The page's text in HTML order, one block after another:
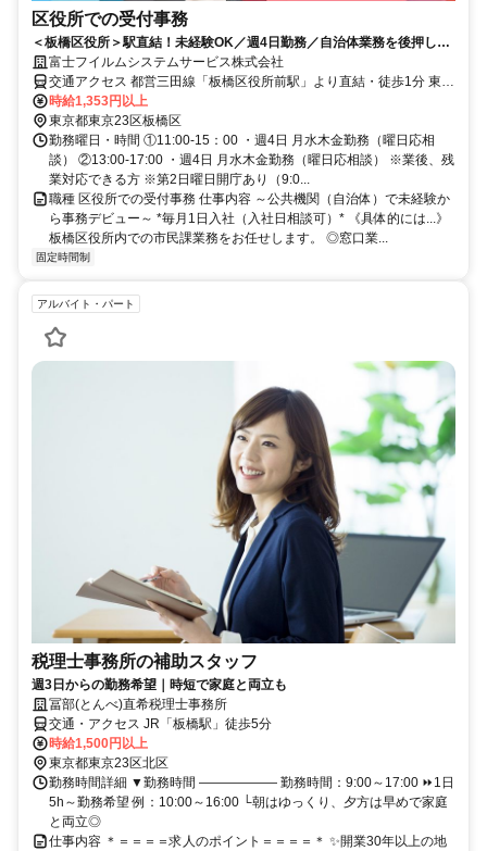
区役所での受付事務
＜板橋区役所＞駅直結！未経験OK／週4日勤務／自治体業務を後押しす
るお仕事♪
富士フイルムシステムサービス株式会社
交通アクセス 都営三田線「板橋区役所前駅」より直結・徒歩1分 東武
東上線「大山駅」より徒歩10分 埼京線「板橋駅」より徒歩15分
時給1,353円以上
東京都東京23区板橋区
勤務曜日・時間 ①11:00-15：00 ・週4日 月水木金勤務（曜日応相
談） ②13:00-17:00 ・週4日 月水木金勤務（曜日応相談） ※業後、残
業対応できる方 ※第2日曜日開庁あり（9:0...
職種 区役所での受付事務 仕事内容 ～公共機関（自治体）で未経験か
ら事務デビュー～ *毎月1日入社（入社日相談可）* 《具体的には...》
板橋区役所内での市民課業務をお任せします。 ◎窓口業...
固定時間制
アルバイト・パート
税理士事務所の補助スタッフ
週3日からの勤務希望｜時短で家庭と両立も
冨部(とんべ)直希税理士事務所
交通・アクセス JR「板橋駅」徒歩5分
時給1,500円以上
東京都東京23区北区
勤務時間詳細 ▼勤務時間 ―――――― 勤務時間：9:00～17:00 ⏩1日
5h～勤務希望 例：10:00～16:00 └朝はゆっくり、夕方は早めで家庭
と両立◎
仕事内容 ＊＝＝＝＝求人のポイント＝＝＝＝＊ ✨開業30年以上の地